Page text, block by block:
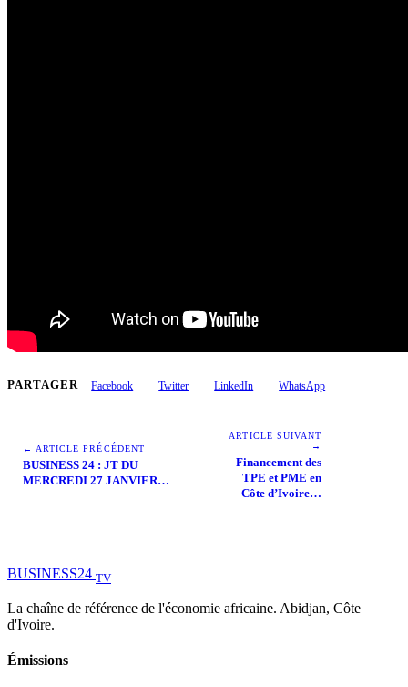
PARTAGER Facebook Twitter LinkedIn WhatsApp
← ARTICLE PRÉCÉDENT
BUSINESS 24 : JT DU
MERCREDI 27 JANVIER…
ARTICLE SUIVANT
→
Financement des
TPE et PME en
Côte d’Ivoire…
BUSINESS24 TV
La chaîne de référence de l'économie africaine. Abidjan, Côte
d'Ivoire.
Émissions